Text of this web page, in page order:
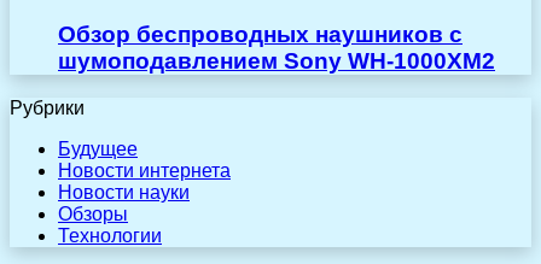
Обзор беспроводных наушников с
шумоподавлением Sony WH-1000XM2
Рубрики
Будущее
Новости интернета
Новости науки
Обзоры
Технологии